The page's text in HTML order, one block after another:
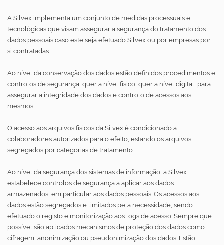
A Silvex implementa um conjunto de medidas processuais e
tecnológicas que visam assegurar a segurança do tratamento dos
dados pessoais caso este seja efetuado Silvex ou por empresas por
si contratadas.
Ao nível da conservação dos dados estão definidos procedimentos e
controlos de segurança, quer a nível físico, quer a nível digital, para
assegurar a integridade dos dados e controlo de acessos aos
mesmos.
O acesso aos arquivos físicos da Silvex é condicionado a
colaboradores autorizados para o efeito, estando os arquivos
segregados por categorias de tratamento.
Ao nível da segurança dos sistemas de informação, a Silvex
estabelece controlos de segurança a aplicar aos dados
armazenados, em particular aos dados pessoais. Os acessos aos
dados estão segregados e limitados pela necessidade, sendo
efetuado o registo e monitorização aos logs de acesso. Sempre que
possível são aplicados mecanismos de proteção dos dados como
cifragem, anonimização ou pseudonimização dos dados. Estão